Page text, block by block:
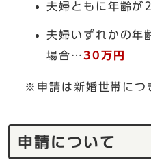
夫婦ともに年齢
夫婦いずれかの年
場合…30万円
※申請は新婚世帯につ
申請について